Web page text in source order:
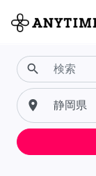
search
place